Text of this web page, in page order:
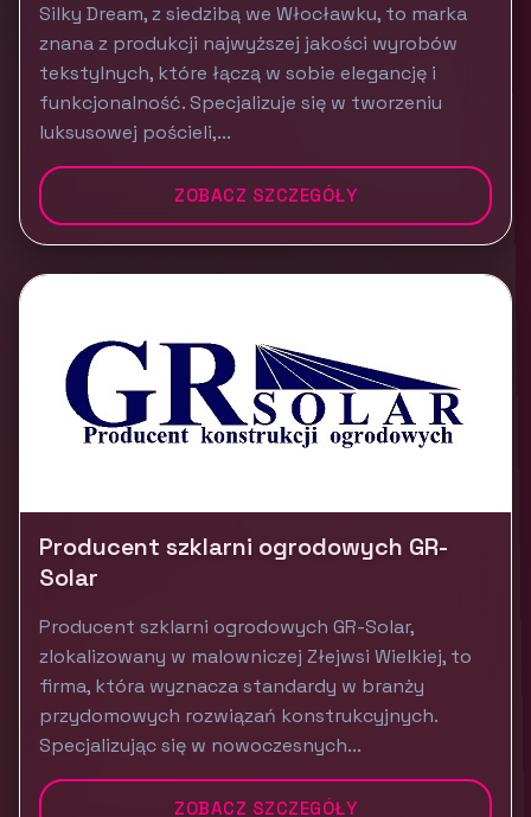
Silky Dream, z siedzibą we Włocławku, to marka
znana z produkcji najwyższej jakości wyrobów
tekstylnych, które łączą w sobie elegancję i
funkcjonalność. Specjalizuje się w tworzeniu
luksusowej pościeli,...
ZOBACZ SZCZEGÓŁY
Producent szklarni ogrodowych GR-
Solar
Producent szklarni ogrodowych GR-Solar,
zlokalizowany w malowniczej Złejwsi Wielkiej, to
firma, która wyznacza standardy w branży
przydomowych rozwiązań konstrukcyjnych.
Specjalizując się w nowoczesnych...
ZOBACZ SZCZEGÓŁY